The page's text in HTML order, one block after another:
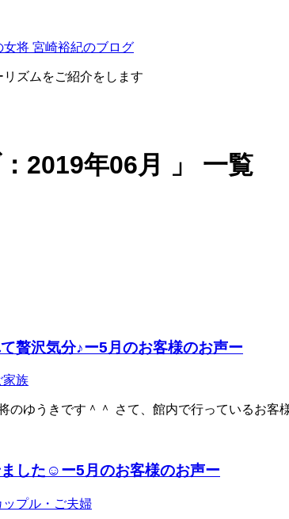
将 宮崎裕紀のブログ
ズムをご紹介をします
2019年06月 」 一覧
贅沢気分♪ー5月のお客様のお声ー
家族
ゆうきです＾＾ さて、館内で行っているお客
した☺ー5月のお客様のお声ー
ップル・ご夫婦